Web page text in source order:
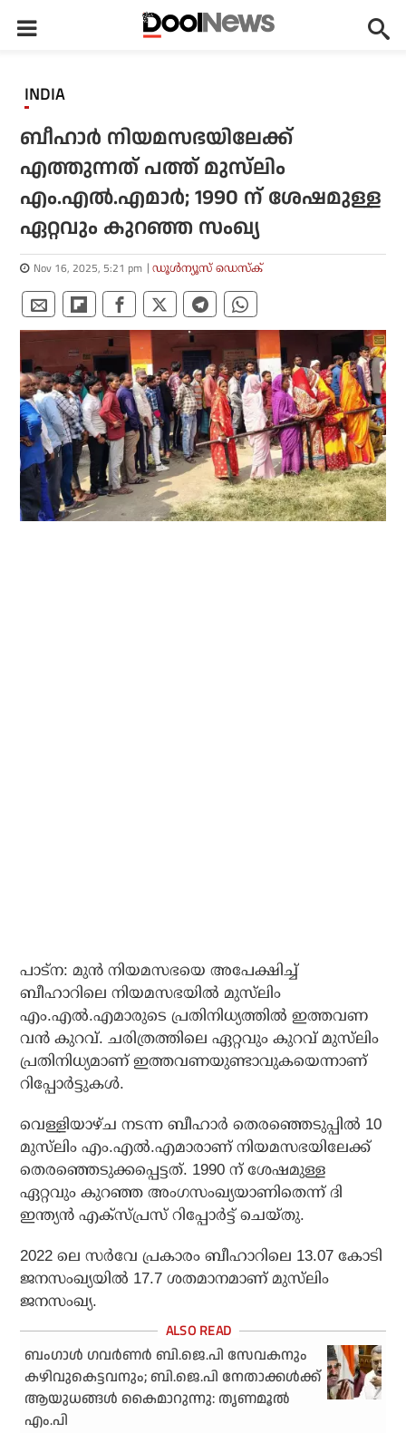
INDIA
ബീഹാർ നിയമസഭയിലേക്ക്
എത്തുന്നത് പത്ത് മുസ്‌ലിം
എം.എൽ.എമാർ; 1990 ന് ശേഷമുള്ള
ഏറ്റവും കുറഞ്ഞ സംഖ്യ
Nov 16, 2025, 5:21 pm ഡൂള്‍ന്യൂസ് ഡെസ്‌ക്
പാട്ന: മുൻ നിയമസഭയെ അപേക്ഷിച്ച്
ബീഹാറിലെ നിയമസഭയിൽ മുസ്‌ലിം
എം.എൽ.എമാരുടെ പ്രതിനിധ്യത്തിൽ ഇത്തവണ
വൻ കുറവ്. ചരിത്രത്തിലെ ഏറ്റവും കുറവ് മുസ്‌ലിം
പ്രതിനിധ്യമാണ് ഇത്തവണയുണ്ടാവുകയെന്നാണ്
റിപ്പോർട്ടുകൾ.
വെള്ളിയാഴ്ച നടന്ന ബീഹാർ തെരഞ്ഞെടുപ്പിൽ 10
മുസ്‌ലിം എം.എൽ.എമാരാണ് നിയമസഭയിലേക്ക്
തെരഞ്ഞെടുക്കപ്പെട്ടത്. 1990 ന് ശേഷമുള്ള
ഏറ്റവും കുറഞ്ഞ അംഗസംഖ്യയാണിതെന്ന് ദി
ഇന്ത്യൻ എക്സ്പ്രസ് റിപ്പോർട്ട് ചെയ്തു.
2022 ലെ സർവേ പ്രകാരം ബീഹാറിലെ 13.07 കോടി
ജനസംഖ്യയിൽ 17.7 ശതമാനമാണ് മുസ്‌ലിം
ജനസംഖ്യ.
ബംഗാള്‍ ഗവര്‍ണര്‍ ബി.ജെ.പി സേവകനും
കഴിവുകെട്ടവനും; ബി.ജെ.പി നേതാക്കള്‍ക്ക്
ആയുധങ്ങള്‍ കൈമാറുന്നു: തൃണമൂല്‍
എം.പി